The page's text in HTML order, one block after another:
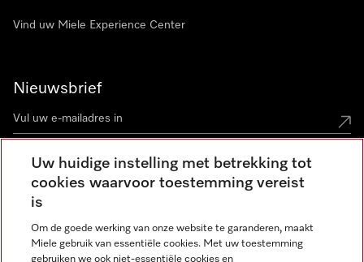
Vind uw Miele Experience Center
Nieuwsbrief
Contact contact@miele-support.be
Taal
Uw huidige instelling met betrekking tot
cookies waarvoor toestemming vereist
is
Om de goede werking van onze website te garanderen, maakt
Miele gebruik van essentiële cookies. Met uw toestemming
gebruiken we ook niet-essentiële cookies en